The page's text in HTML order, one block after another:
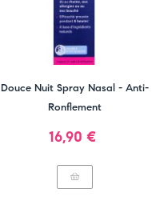
Douce Nuit Spray Nasal - Anti-
Ronflement
Prix
16,90 €